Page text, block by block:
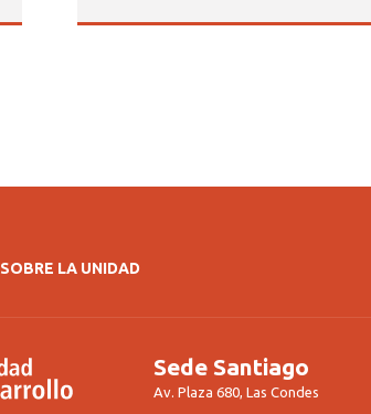
SOBRE LA UNIDAD
Sede Santiago
Av. Plaza 680, Las Condes